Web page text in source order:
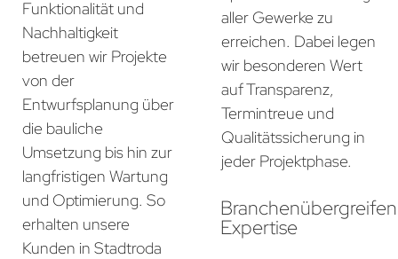
Funktionalität und
Nachhaltigkeit
betreuen wir Projekte
von der
Entwurfsplanung über
die bauliche
Umsetzung bis hin zur
langfristigen Wartung
und Optimierung. So
erhalten unsere
Kunden in Stadtroda
aller Gewerke zu
erreichen. Dabei legen
wir besonderen Wert
auf Transparenz,
Termintreue und
Qualitätssicherung in
jeder Projektphase.
Expertise